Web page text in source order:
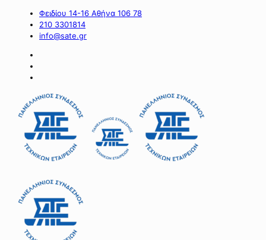
Φειδίου 14-16 Αθήνα 106 78
210 3301814
info@sate.gr